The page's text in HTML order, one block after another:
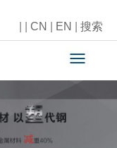
CN EN 搜索